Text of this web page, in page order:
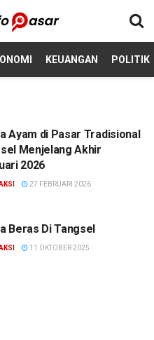
KEUANGAN POLITIK
Ayam di Pasar Tradisional
Menjelang Akhir
2026
27 FEBRUARI 2026
Beras Di Tangsel
11 OKTOBER 2025